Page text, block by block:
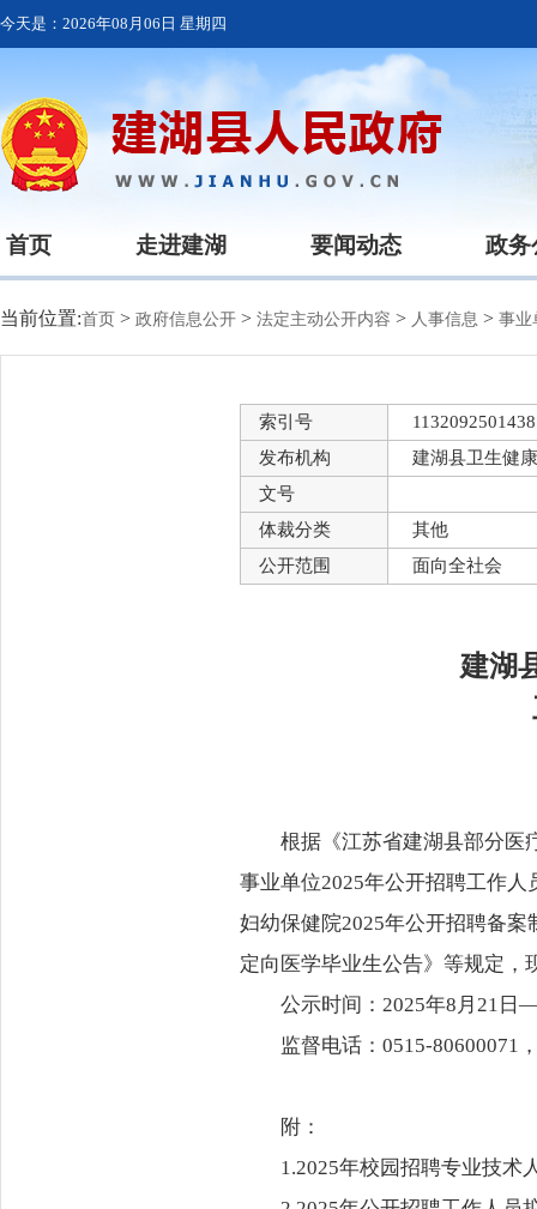
今天是： 2026年08月06日 星期四
首页 走进建湖 要闻动态 政务
当前位置:首页 > 政府信息公开 > 法定主动公开内容 > 人事信息 > 事业
索引号
发布机构
建湖县卫生健
文号
体裁分类
其他
公开范围
面向全社会
建湖
根据《江苏省建湖县部分医
事业单位2025年公开招聘工作
妇幼保健院2025年公开招聘备
定向医学毕业生公告》等规定，
公示时间：2025年8月21日
监督电话：0515-
附：
1.2025年校园招聘专业技术